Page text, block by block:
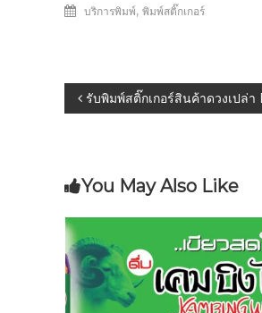
บริการพิมพ์, พิมพ์สติ๊กเกอร์
แนะแนว
รับพิมพ์สติ๊กเกอร์สินค้าดวงเปล่า
You May Also Like